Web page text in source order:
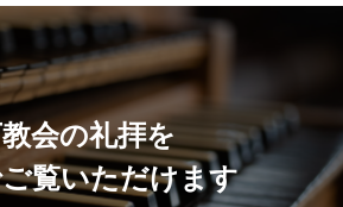
会の礼拝を
覧いただけます